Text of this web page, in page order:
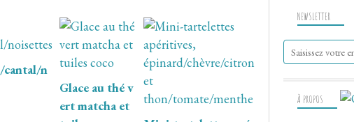
cantal/n
Glace au thé v
ert matcha et
NEWSLETTER
À PROPOS